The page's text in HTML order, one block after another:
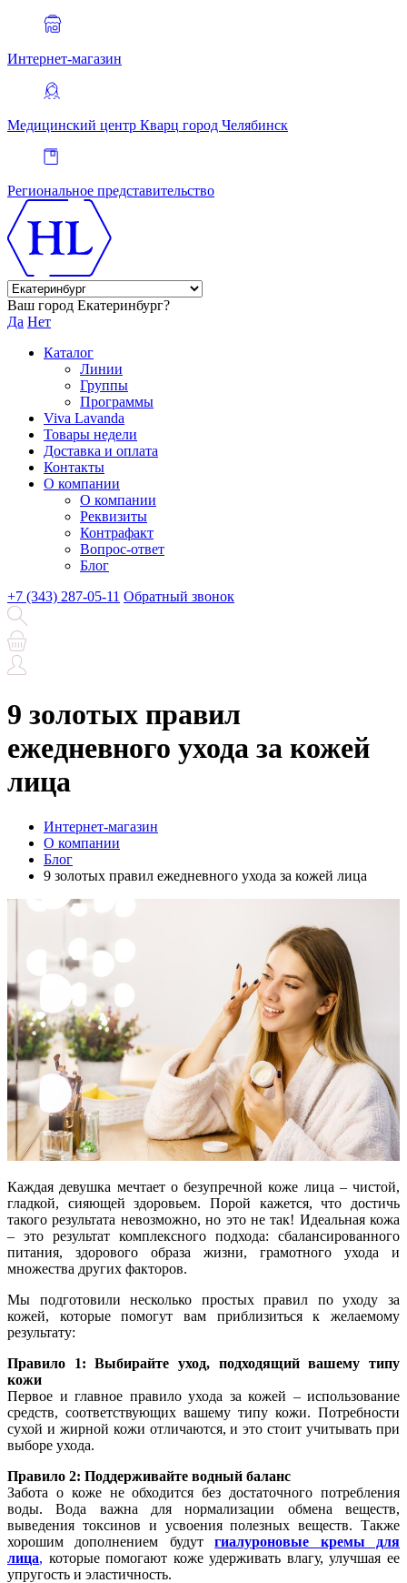
Интернет-магазин
Медицинский центр Кварц город Челябинск
Региональное представительство
Ваш город Екатеринбург?
Да Нет
Каталог
Линии
Группы
Программы
Viva Lavanda
Товары недели
Доставка и оплата
Контакты
О компании
О компании
Реквизиты
Контрафакт
Вопрос-ответ
Блог
+7 (343) 287-05-11 Обратный звонок
9 золотых правил
ежедневного ухода за кожей
лица
Интернет-магазин
О компании
Блог
9 золотых правил ежедневного ухода за кожей лица
Каждая девушка мечтает о безупречной коже лица – чистой,
гладкой, сияющей здоровьем. Порой кажется, что достичь
такого результата невозможно, но это не так! Идеальная кожа
– это результат комплексного подхода: сбалансированного
питания, здорового образа жизни, грамотного ухода и
множества других факторов.
Мы подготовили несколько простых правил по уходу за
кожей, которые помогут вам приблизиться к желаемому
результату:
Правило 1: Выбирайте уход, подходящий вашему типу
кожи
Первое и главное правило ухода за кожей – использование
средств, соответствующих вашему типу кожи. Потребности
сухой и жирной кожи отличаются, и это стоит учитывать при
выборе ухода.
Правило 2: Поддерживайте водный баланс
Забота о коже не обходится без достаточного потребления
воды. Вода важна для нормализации обмена веществ,
выведения токсинов и усвоения полезных веществ. Также
хорошим дополнением будутгиалуроновые кремы для
лица, которые помогают коже удерживать влагу, улучшая ее
упругость и эластичность.